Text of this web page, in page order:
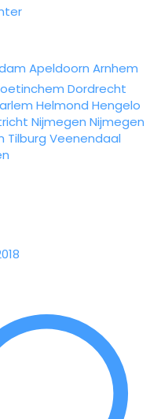
Apeldoorn Arnhem
Dordrecht
Helmond Hengelo
Nijmegen Nijmegen
Tilburg Veenendaal